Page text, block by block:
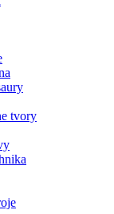
tvory